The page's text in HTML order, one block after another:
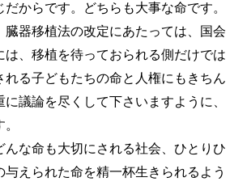
からです。どちらも大事な命です。
器移植法の改定にあたっては、国会
は、移植を待っておられる側だけでは
れる子どもたちの命と人権にもきちん
議論を尽くして下さいますように、
な命も大切にされる社会、ひとりひ
与えられた命を精一杯生きられるよう